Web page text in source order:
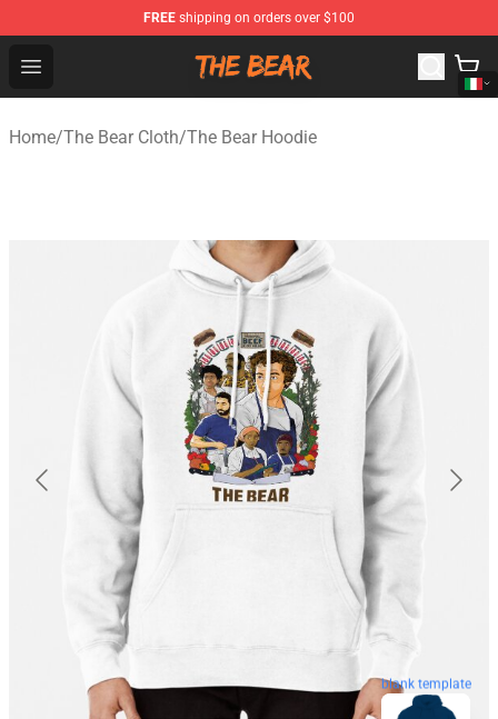
FREE shipping on orders over $100
Open menu
The Bear Shop - Official The Bear Merchandise Store
Home/The Bear Cloth/The Bear Hoodie
blank template